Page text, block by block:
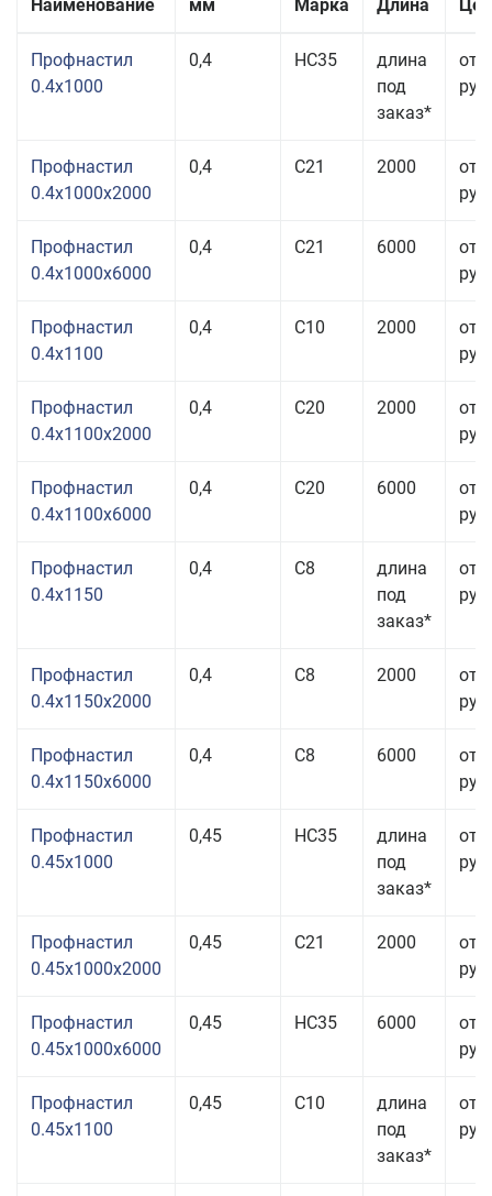
Наименование
мм
Марка Длина
Профнастил
0.4x1000
0,4 НС35
длина
под
заказ*
от
руб.
Профнастил
0.4x1000x2000
0,4 С21 2000
от
руб.
Профнастил
0.4x1000x6000
0,4 С21 6000
от
руб.
Профнастил
0.4x1100
0,4 С10 2000
от
руб.
Профнастил
0.4x1100x2000
0,4 С20 2000
от
руб.
Профнастил
0.4x1100x6000
0,4 С20 6000
от
руб.
Профнастил
0.4x1150
0,4 С8
длина
под
заказ*
от
руб.
Профнастил
0.4x1150x2000
0,4 С8 2000
от
руб.
Профнастил
0.4x1150x6000
0,4 С8 6000
от
руб.
Профнастил
0.45x1000
0,45 НС35
длина
под
заказ*
от
руб.
Профнастил
0.45x1000x2000
0,45 С21 2000
от
руб.
Профнастил
0.45x1000x6000
0,45 НС35 6000
от
руб.
Профнастил
0.45x1100
0,45 С10
длина
под
заказ*
от
руб.